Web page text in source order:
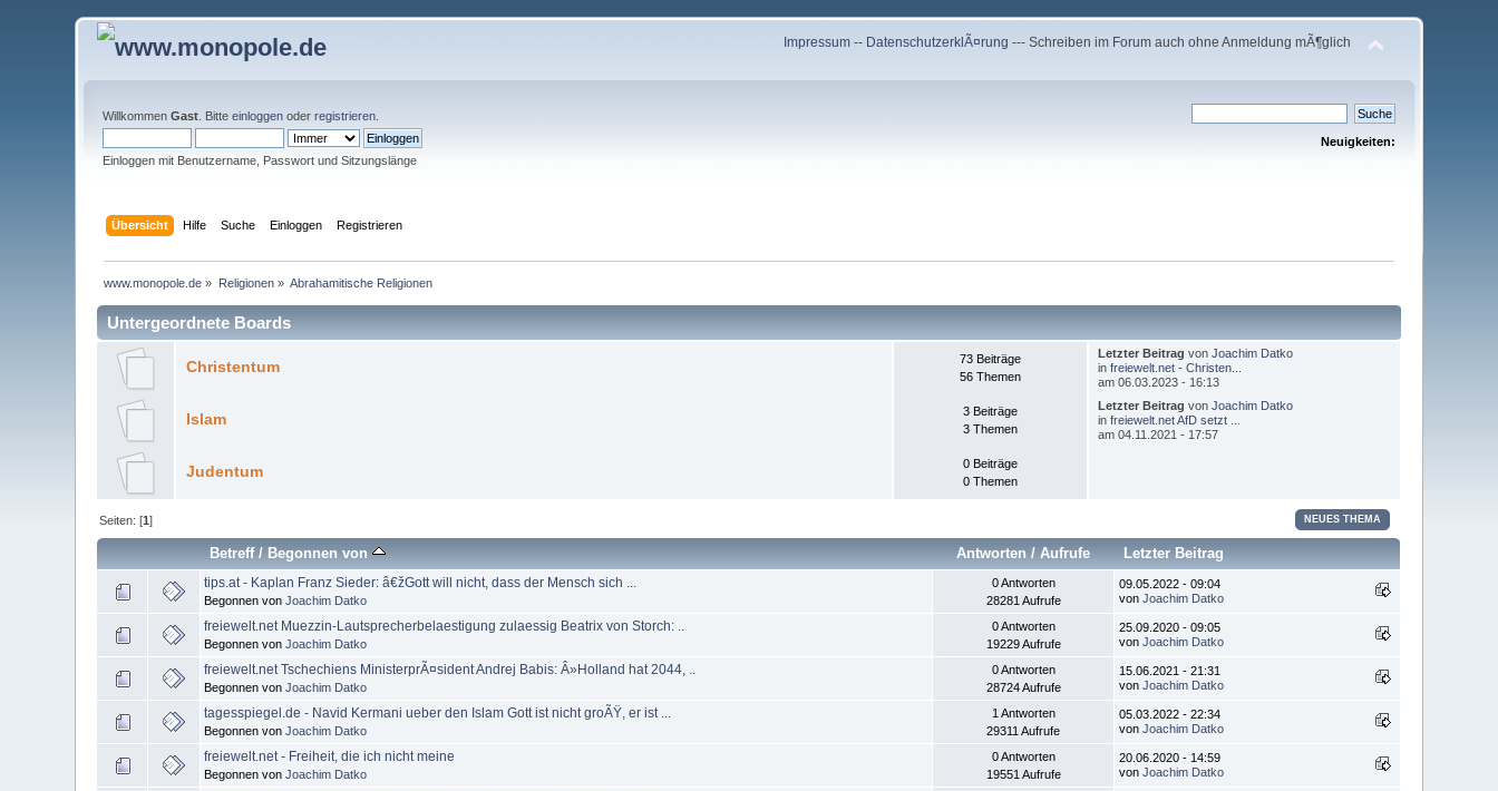
Impressum -- DatenschutzerklÃ¤rung --- Schreiben im Forum auch ohne Anmeldung mÃ¶glich
WillkommenGast . Bitteeinloggen oderregistrieren
Einloggen mit Benutzername, Passwort und Sitzungslänge
Neuigkeiten:
Übersicht Hilfe Suche Einloggen Registrieren
www.monopole.de » Religionen» Abrahamitische Religionen
Untergeordnete Boards
Christentum
73 Beiträge
56 Themen
Letzter Beitrag von Joachim Datko
in freiewelt.net - Christen...
am 06.03.2023 - 16:13
Islam
3 Beiträge
3 Themen
Letzter Beitrag von Joachim Datko
in freiewelt.net AfD setzt ...
am 04.11.2021 - 17:57
Judentum
0 Beiträge
0 Themen
Seiten: [1] NEUES THEMA
Betreff/ Begonnen von Antworten/ Aufrufe Letzter Beitrag
tips.at - Kaplan Franz Sieder: â€žGott will nicht, dass der Mensch sich ...
Begonnen vonJoachim Datko
0 Antworten
28281 Aufrufe
09.05.2022 - 09:04
vonJoachim Datko
freiewelt.net Muezzin-Lautsprecherbelaestigung zulaessig Beatrix von Storch: ..
Begonnen vonJoachim Datko
0 Antworten
19229 Aufrufe
25.09.2020 - 09:05
vonJoachim Datko
freiewelt.net Tschechiens MinisterprÃ¤sident Andrej Babis: Â»Holland hat 2044, ..
Begonnen vonJoachim Datko
0 Antworten
28724 Aufrufe
15.06.2021 - 21:31
vonJoachim Datko
tagesspiegel.de - Navid Kermani ueber den Islam Gott ist nicht groÃŸ, er ist ...
Begonnen vonJoachim Datko
1 Antworten
29311 Aufrufe
05.03.2022 - 22:34
vonJoachim Datko
freiewelt.net - Freiheit, die ich nicht meine
Begonnen vonJoachim Datko
0 Antworten
19551 Aufrufe
20.06.2020 - 14:59
vonJoachim Datko